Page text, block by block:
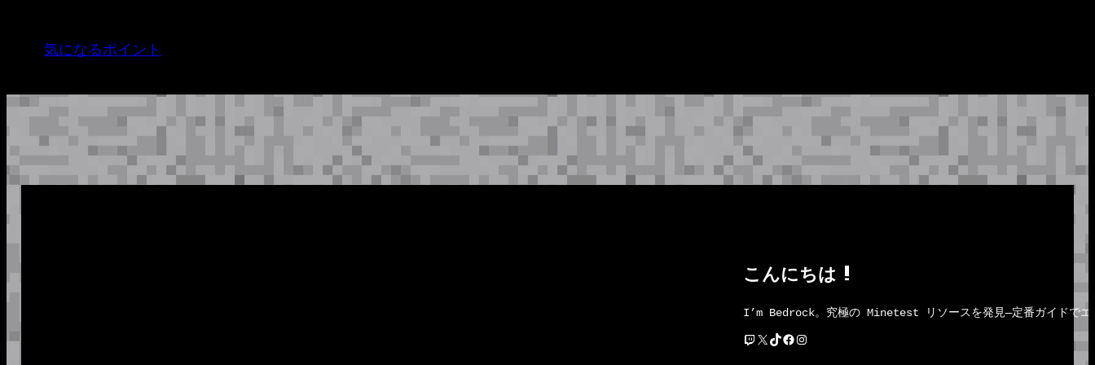
キ
気になるポイント
こんにちは !
I’m Bedrock。究極の Minetest リソースを発見―定番ガイドでエ
Twitch X TikTok Facebook Instagram